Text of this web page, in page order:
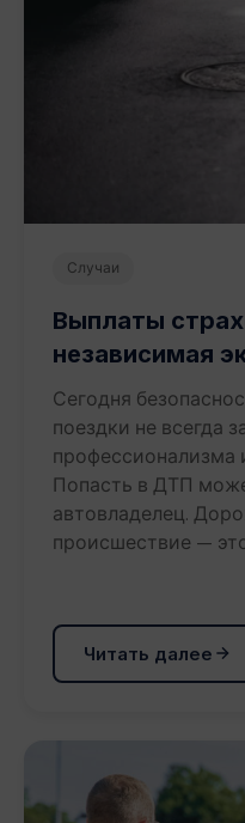
Случаи
Выплаты
независимая
Сегодня
поездки не всегда
профессионализма
Попасть в ДТП
автовладелец.
происшествие —
Читать далее